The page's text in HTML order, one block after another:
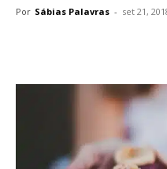
Por Sábias Palavras - set 21,